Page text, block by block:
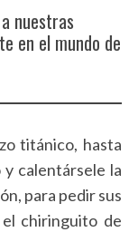
nuestras
en el mundo de
titánico, hasta
calentársele la
para pedir sus
chiringuito de